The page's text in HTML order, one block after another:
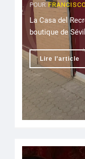
POUR
La Casa del
boutique de
Lire l'article